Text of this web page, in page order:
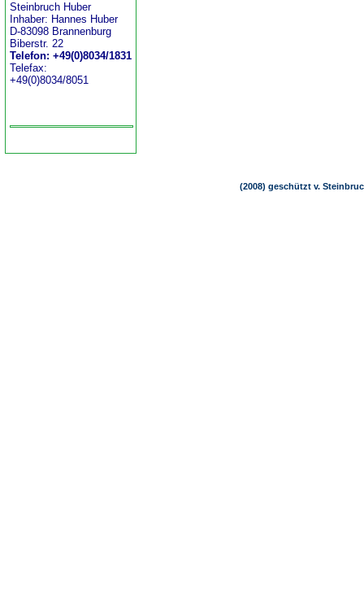
Steinbruch Huber
Inhaber: Hannes Huber
D-83098 Brannenburg
Biberstr. 22
Telefon: +49(0)8034/1831
Telefax:
+49(0)8034/8051
(2008) geschützt v.